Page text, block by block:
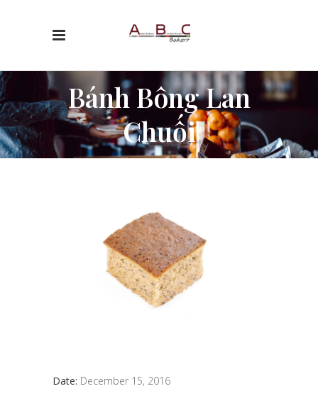
Bánh Bông Lan
Chuối
Date: December 15, 2016